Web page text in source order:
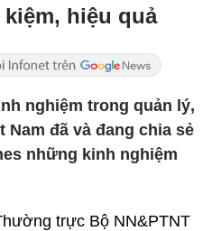
hiệu quả
nghiệm trong quản lý,
đã và đang chia sẻ
những kinh nghiệm
trực Bộ NN&PTNT